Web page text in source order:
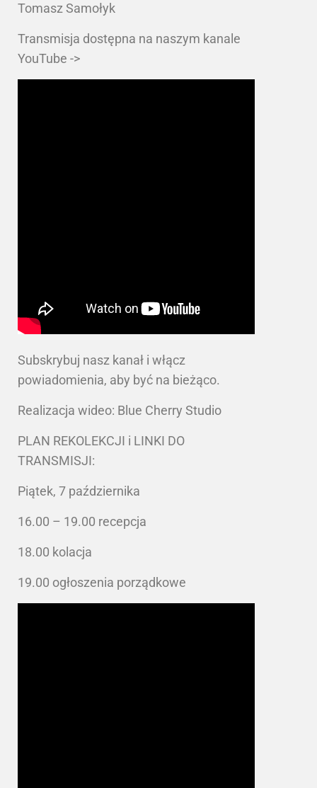
Tomasz Samołyk
Transmisja dostępna na naszym kanale
YouTube ->
Subskrybuj nasz kanał i włącz
powiadomienia, aby być na bieżąco.
Realizacja wideo: Blue Cherry Studio
PLAN REKOLEKCJI i LINKI DO
TRANSMISJI:
Piątek, 7 października
16.00 – 19.00 recepcja
18.00 kolacja
19.00 ogłoszenia porządkowe